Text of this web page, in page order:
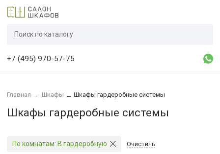
+7 (495) 970-57-75
Главная → Шкафы → Шкафы гардеробные системы
Шкафы гардеробные системы
По комнатам: В гардеробную Очистить